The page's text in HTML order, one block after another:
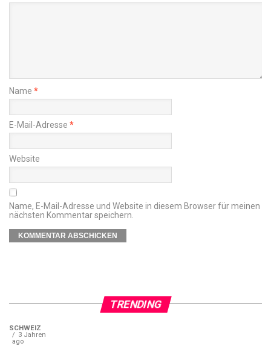
Name *
E-Mail-Adresse *
Website
Name, E-Mail-Adresse und Website in diesem Browser für meinen
nächsten Kommentar speichern.
TRENDING
SCHWEIZ
3 Jahren
ago